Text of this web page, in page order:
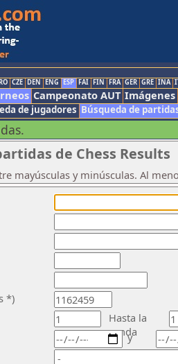
CZE DEN ENG ESP FAI FIN FRA GER GRE INA
Campeonato AUT Imágenes
de jugadores Búsqueda de
de Chess Results
mayúsculas y minúsculas. Al
*)
Hasta la
ronda
y